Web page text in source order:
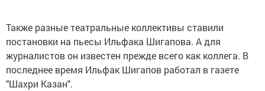
Также разные театральные коллективы ставили
постановки на пьесы Ильфака Шигапова. А для
журналистов он известен прежде всего как коллега. В
последнее время Ильфак Шигапов работал в газете
"Шахри Казан".